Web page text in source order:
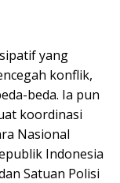
yang
konflik,
beda. Ia pun
koordinasi
Nasional
Indonesia
Satuan Polisi